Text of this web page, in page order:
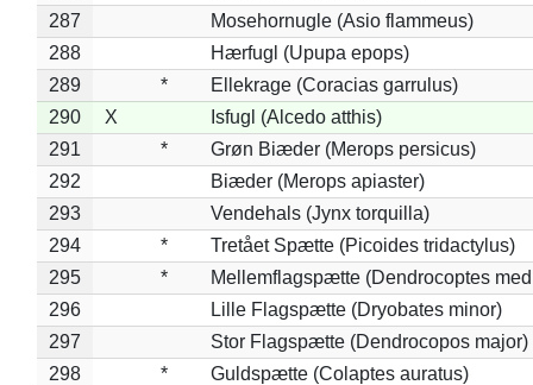
287
Mosehornugle (Asio flammeus)
288
Hærfugl (Upupa epops)
289
*
Ellekrage (Coracias garrulus)
290
X
Isfugl (Alcedo atthis)
291
*
Grøn Biæder (Merops persicus)
292
Biæder (Merops apiaster)
293
Vendehals (Jynx torquilla)
294
*
Tretået Spætte (Picoides tridactylus)
295
*
Mellemflagspætte (Dendrocoptes
296
Lille Flagspætte (Dryobates minor)
297
Stor Flagspætte (Dendrocopos major)
298
*
Guldspætte (Colaptes auratus)